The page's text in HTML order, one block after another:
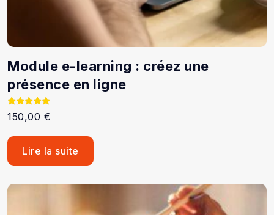
Module e-learning : créez une
présence en ligne
Note
5.00
150,00 €
Lire la suite